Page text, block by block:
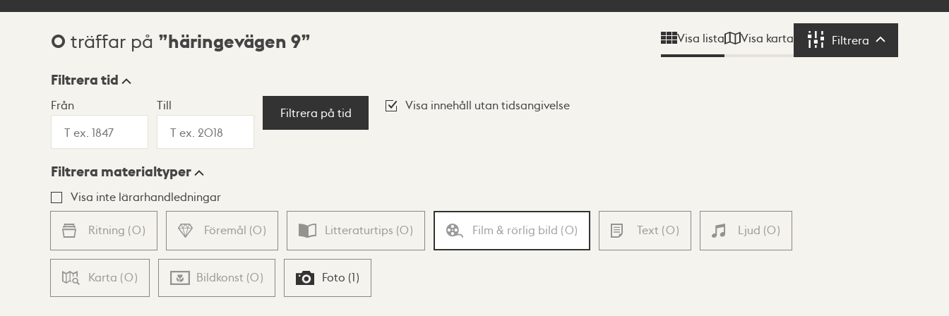
Sökresultat
0 träffar på häringevägen 9 Visa lista Visa karta Filtrera Filtrera
Visningsläge
Lista Karta
Filtrera tid
Från Till
Filtrera på tid
Visa innehåll utan tidsangivelse
Filtrera materialtyper
Visa inte lärarhandledningar
Ritning (0) Föremål (0) Litteraturtips (0) Film & rörlig bild (0) Text (0) Ljud (0)
Karta (0) Bildkonst (0) Foto (1)